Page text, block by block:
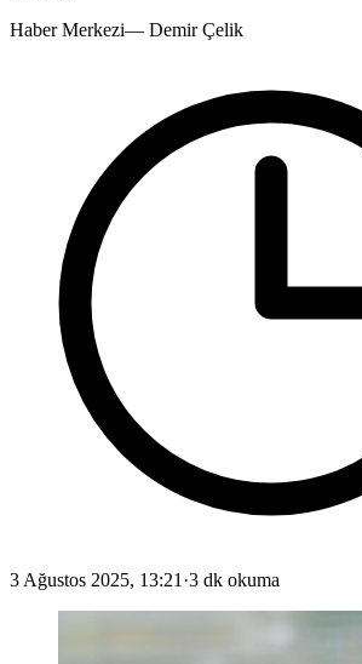
Haber Merkezi— Demir Çelik
3 Ağustos 2025, 13:21 ·3 dk okuma